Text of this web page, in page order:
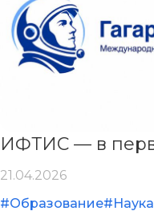
ИФТИС — в
21.04.2026
#Образование#Наука